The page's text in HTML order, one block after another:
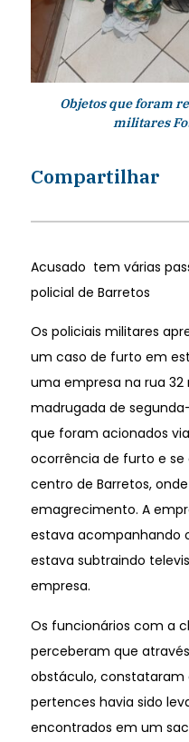
Objetos que foram
militares
Compartilhar
Acusado tem várias
policial de Barretos
Os policiais militares
um caso de furto em
uma empresa na rua
madrugada de
que foram acionados
ocorrência de furto e se
centro de Barretos,
emagrecimento. A
estava acompanhando
estava subtraindo
empresa.
Os funcionários com a
perceberam que
obstáculo, constataram
pertences havia sido
encontrados em um